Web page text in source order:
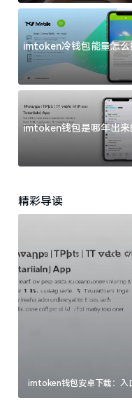
imtoken冷钱包能量怎么
过来人告诉你门道
imtoken钱包是哪年出来
一文给你说清楚
精彩导读
imtoken钱包安卓下载：入